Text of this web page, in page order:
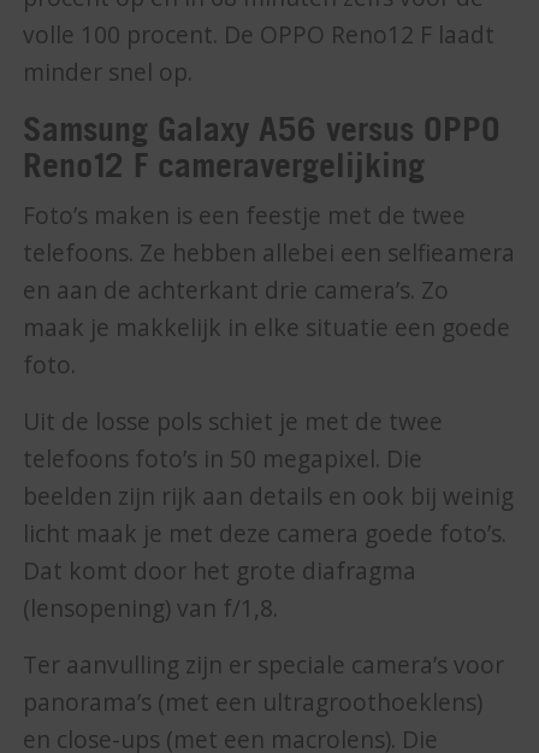
volle 100 procent. De OPPO Reno12 F laadt
minder snel op.
Samsung Galaxy A56 versus OPPO
Reno12 F cameravergelijking
Foto’s maken is een feestje met de twee
telefoons. Ze hebben allebei een selfieamera
en aan de achterkant drie camera’s. Zo
maak je makkelijk in elke situatie een goede
foto.
Uit de losse pols schiet je met de twee
telefoons foto’s in 50 megapixel. Die
beelden zijn rijk aan details en ook bij weinig
licht maak je met deze camera goede foto’s.
Dat komt door het grote diafragma
(lensopening) van f/1,8.
Ter aanvulling zijn er speciale camera’s voor
panorama’s (met een ultragroothoeklens)
en close-ups (met een macrolens). Die